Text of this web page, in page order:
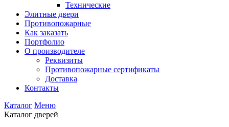
Технические
Элитные двери
Противопожарные
Как заказать
Портфолио
О производителе
Реквизиты
Противопожарные сертификаты
Доставка
Контакты
Каталог Меню
Каталог дверей